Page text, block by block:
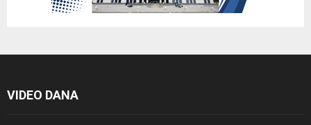
VIDEO DANA